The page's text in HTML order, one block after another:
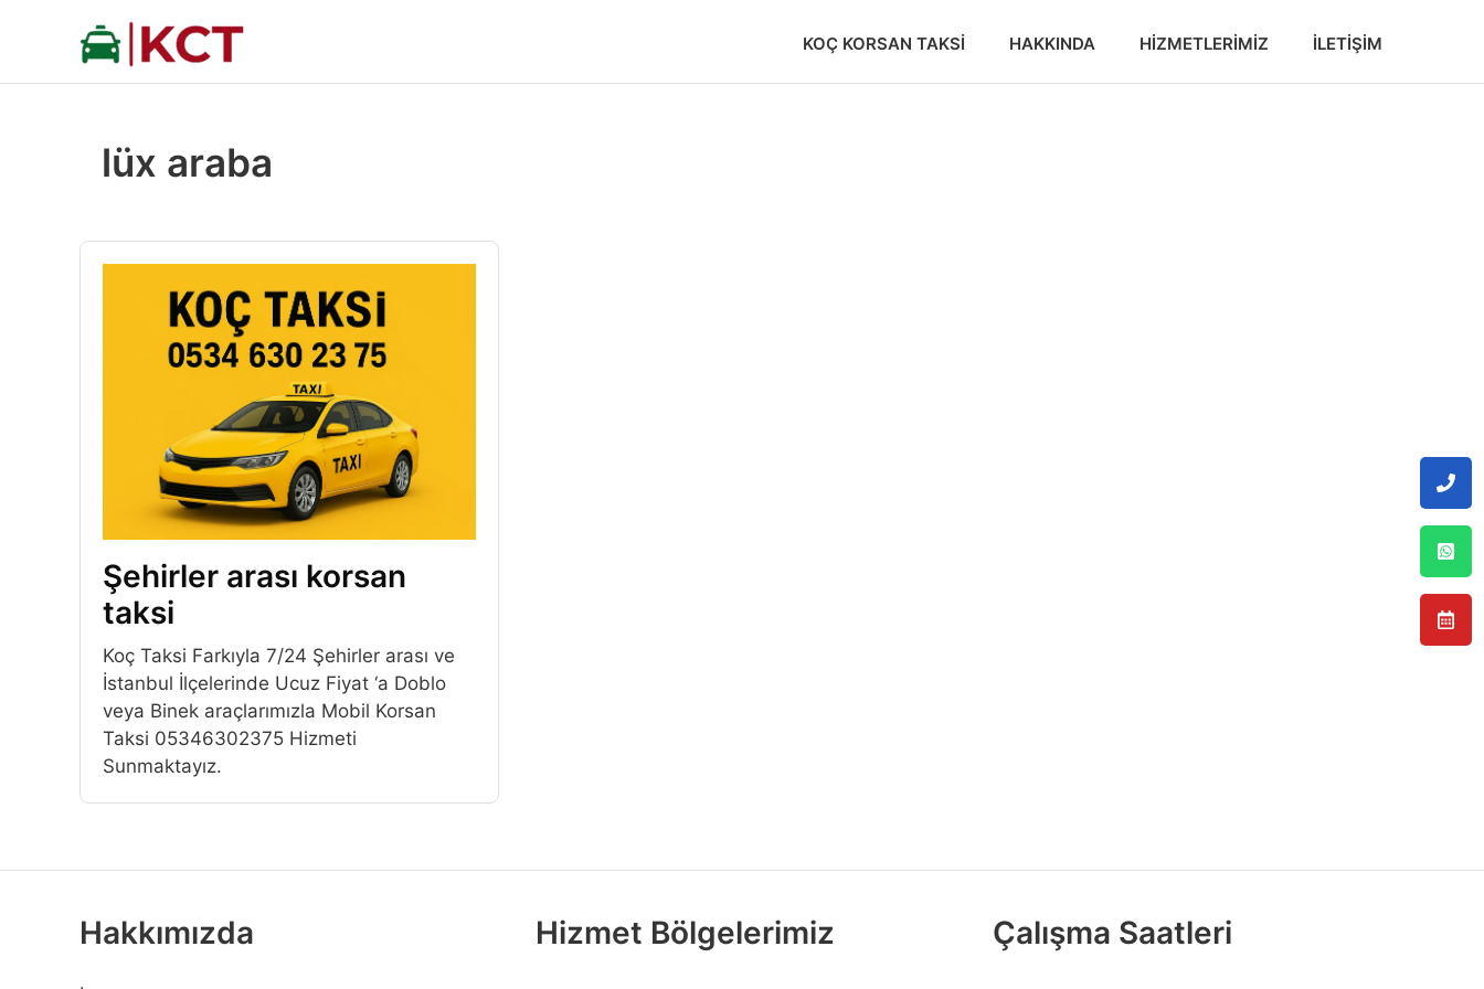
KOÇ KORSAN TAKSI HAKKINDA HIZMETLERIMIZ İLETIŞIM
lüx araba
Şehirler arası korsan
taksi
Koç Taksi Farkıyla 7/24 Şehirler arası ve
İstanbul İlçelerinde Ucuz Fiyat ‘a Doblo
veya Binek araçlarımızla Mobil Korsan
Taksi 05346302375 Hizmeti
Sunmaktayız.
Hakkımızda Hizmet Bölgelerimiz Çalışma Saatleri